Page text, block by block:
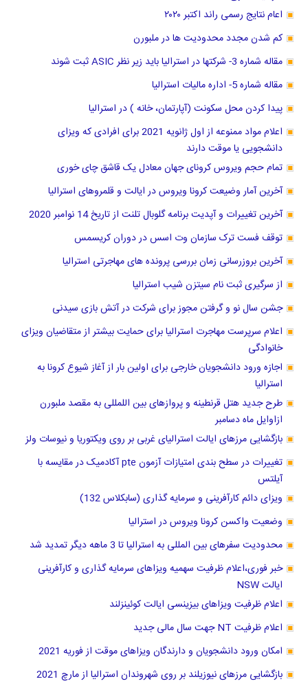
اعام نتایج رسمی راند اکتبر ۲۰۲۰
کم شدن مجدد محدودیت ها در ملبورن
مقاله شماره 3- شرکتها در استرالیا باید زیر نظر ASIC ثبت شوند
مقاله شماره 5- اداره مالیات استرالیا
پیدا کردن محل سکونت (آپارتمان، خانه ) در استرالیا
اعلام مواد ممنوعه از اول ژانویه 2021 برای افرادی که ویزای
دانشجویی یا موقت دارند
تمام حجم ویروس کرونای جهان معادل یک قاشق چای خوری
آخرین آمار وضیعت کرونا ویروس در ایالت و قلمروهای استرالیا
آخرین تغییرات و آپدیت برنامه گلوبال تلنت از تاریخ 14 نوامبر 2020
توقف فست ترک سازمان وت اسس در دوران کریسمس
آخرین بروزرسانی زمان بررسی پرونده های مهاجرتی استرالیا
از سرگیری ثبت نام سیتزن شیب استرالیا
جشن سال نو و ‌گرفتن مجوز برای شرکت در آتش بازی سیدنی
اعلام سرپرست مهاجرت استرالیا برای حمایت بیشتر از متقاضیان ویزای
خانوادگی
اجازه ورود دانشجویان خارجی برای اولین بار از آغاز شیوع کرونا به
استرالیا
طرح جدید هتل قرنطینه و پروازهای بین اللمللی به مقصد ملبورن
ازاوایل ماه دسامبر
بازگشایی مرزهای ایالت استرالیای غربی بر روی ویکتوریا و نیوسات ولز
تغییرات در سطح بندی امتیازات آزمون pte آکادمیک در مقایسه با
آیلتس
ویزای دائم کارآفرینی و سرمایه گذاری (سابکلاس 132)
وضعیت واکسن کرونا ویروس در استرالیا
محدودیت سفرهای بین المللی به استرالیا تا 3 ماهه دیگر تمدید شد
خبر فوری،اعلام ظرفیت سهمیه ویزاهای سرمایه گذاری و کارآفرینی
ایالت NSW
اعلام ظرفیت ویزاهای بیزینسی ایالت کوئینزلند
اعلام ظرفیت NT جهت سال مالی جدید
امکان ورود دانشجویان و دارندگان ویزاهای موقت از فوریه 2021
بازگشایی مرزهای نیوزیلند بر روی شهروندان استرالیا از مارچ 2021